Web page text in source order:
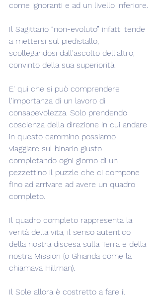
come ignoranti e ad un livello inferiore.
Il Sagittario “non-evoluto” infatti tende
a mettersi sul piedistallo,
scollegandosi dall'ascolto dell'altro,
convinto della sua superiorità.
E' qui che si può comprendere
l'importanza di un lavoro di
consapevolezza. Solo prendendo
coscienza della direzione in cui andare
in questo cammino possiamo
viaggiare sul binario giusto
completando ogni giorno di un
pezzettino il puzzle che ci compone
fino ad arrivare ad avere un quadro
completo.
Il quadro completo rappresenta la
verità della vita, il senso autentico
della nostra discesa sulla Terra e della
nostra Mission (o Ghianda come la
chiamava Hillman).
Il Sole allora è costretto a fare il